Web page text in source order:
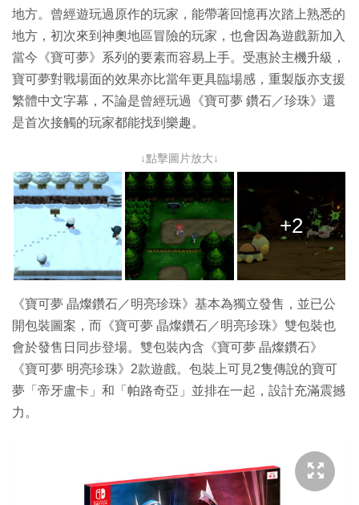
地方。曾經遊玩過原作的玩家，能帶著回憶再次踏上熟悉的
地方，初次來到神奧地區冒險的玩家，也會因為遊戲新加入
當今《寶可夢》系列的要素而容易上手。受惠於主機升級，
寶可夢對戰場面的效果亦比當年更具臨場感，重製版亦支援
繁體中文字幕，不論是曾經玩過《寶可夢 鑽石／珍珠》還
是首次接觸的玩家都能找到樂趣。
↓點擊圖片放大↓
+2
《寶可夢 晶燦鑽石／明亮珍珠》基本為獨立發售，並已公
開包裝圖案，而《寶可夢 晶燦鑽石／明亮珍珠》雙包裝也
會於發售日同步登場。雙包裝內含《寶可夢 晶燦鑽石》
《寶可夢 明亮珍珠》2款遊戲。包裝上可見2隻傳說的寶可
夢「帝牙盧卡」和「帕路奇亞」並排在一起，設計充滿震撼
力。